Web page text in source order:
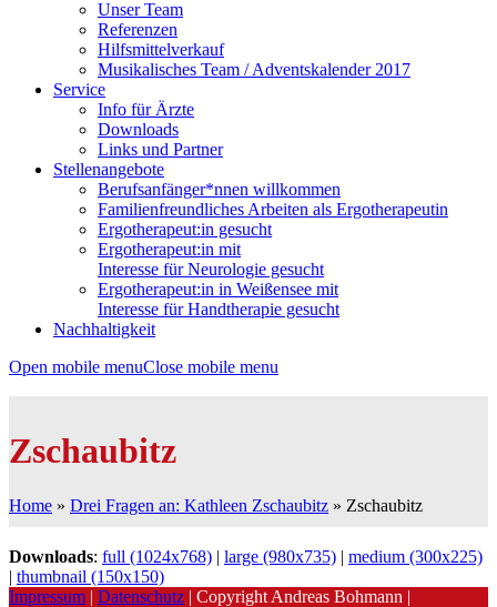
Unser Team
Referenzen
Hilfsmittelverkauf
Musikalisches Team / Adventskalender 2017
Service
Info für Ärzte
Downloads
Links und Partner
Stellenangebote
Berufsanfänger*nnen willkommen
Familienfreundliches Arbeiten als Ergotherapeutin
Ergotherapeut:in gesucht
Ergotherapeut:in mit
Interesse für Neurologie gesucht
Ergotherapeut:in in Weißensee mit
Interesse für Handtherapie gesucht
Nachhaltigkeit
Open mobile menuClose mobile menu
Zschaubitz
Home » Drei Fragen an: Kathleen Zschaubitz » Zschaubitz
Downloads: full (1024x768) | large (980x735) | medium (300x225)
| thumbnail (150x150)
Impressum | Datenschutz | Copyright Andreas Bohmann |